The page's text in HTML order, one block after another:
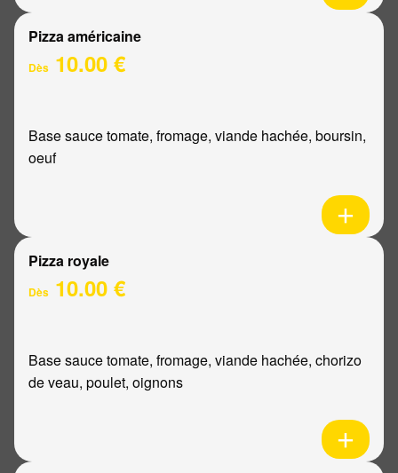
Pizza américaine
Dès 10.00 €
Base sauce tomate, fromage, viande hachée, boursin,
oeuf
Pizza royale
Dès 10.00 €
Base sauce tomate, fromage, viande hachée, chorizo
de veau, poulet, oignons